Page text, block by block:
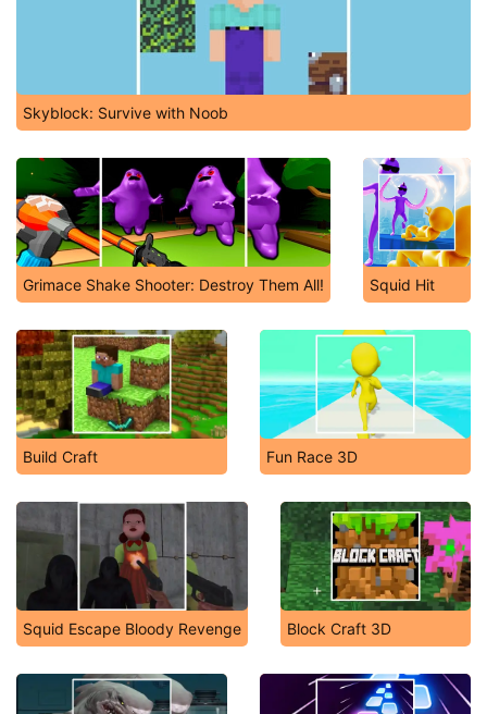
Skyblock: Survive with Noob
Grimace Shake Shooter: Destroy Them All! Squid Hit
Build Craft Fun Race 3D
Squid Escape Bloody Revenge Block Craft 3D